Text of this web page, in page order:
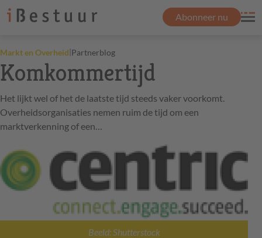
Abonneer nu
Markt en Overheid|Partnerblog
Komkommertijd
Het lijkt wel of het de laatste tijd steeds vaker voorkomt.
Overheidsorganisaties nemen ruim de tijd om een
marktverkenning of een…
Beeld: Shutterstock